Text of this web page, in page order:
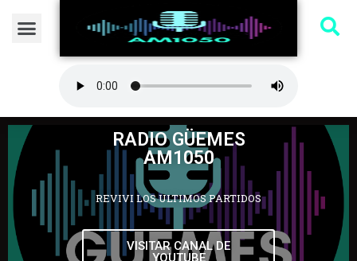
RADIO GÜEMES
AM1050
REVIVI LOS ULTIMOS PARTIDOS
VISITAR CANAL DE
YOUTUBE